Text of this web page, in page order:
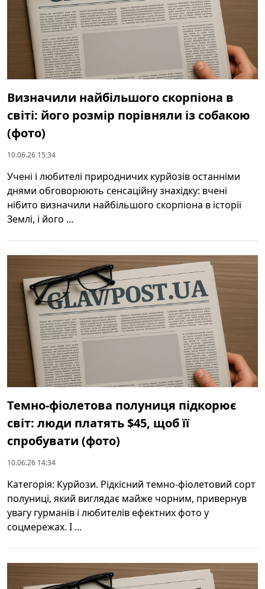
Визначили найбільшого скорпіона в
світі: його розмір порівняли із собакою
(фото)
10.06.26 15:34
Учені і любителі природничих курйозів останніми
днями обговорюють сенсаційну знахідку: вчені
нібито визначили найбільшого скорпіона в історії
Землі, і його ...
Темно-фіолетова полуниця підкорює
світ: люди платять $45, щоб її
спробувати (фото)
10.06.26 14:34
Категорія: Курйози. Рідкісний темно-фіолетовий сорт
полуниці, який виглядає майже чорним, привернув
увагу гурманів і любителів ефектних фото у
соцмережах. І ...